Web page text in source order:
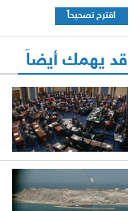
اقترح تصحيحاً
قد يهمك أيضاً